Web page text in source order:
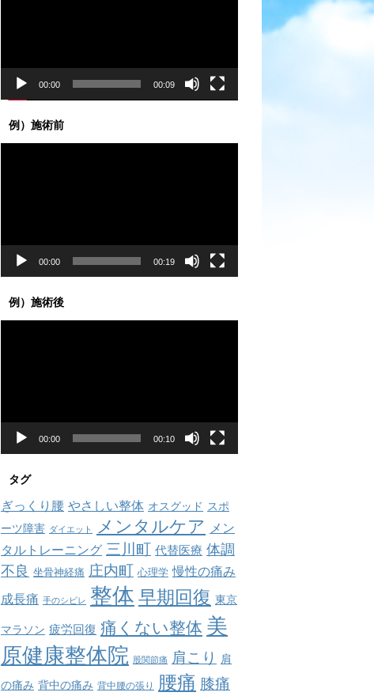
00:00 00:09
例）施術前
00:00 00:19
例）施術後
00:00 00:10
タグ
ぎっくり腰 やさしい整体 オスグッド スポ
ーツ障害 ダイエット メンタルケア メン
タルトレーニング 三川町 代替医療 体調
不良 坐骨神経痛 庄内町 心理学 慢性の痛み
成長痛 手のシビレ 整体 早期回復 東京
マラソン 疲労回復 痛くない整体 美
原健康整体院 股関節痛 肩こり 肩
の痛み 背中の痛み 背中腰の張り 腰痛 膝痛